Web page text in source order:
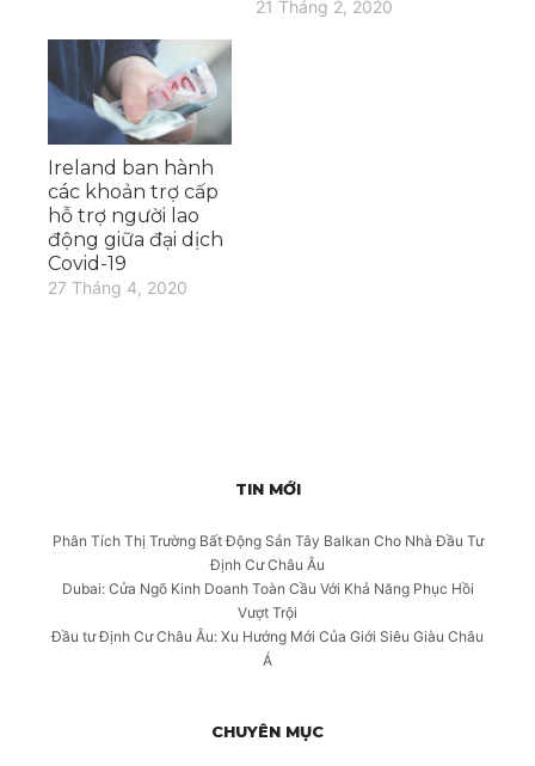
21 Tháng 2, 2020
Ireland ban hành
các khoản trợ cấp
hỗ trợ người lao
động giữa đại dịch
Covid-19
27 Tháng 4, 2020
TIN MỚI
Phân Tích Thị Trường Bất Động Sản Tây Balkan Cho Nhà Đầu Tư
Định Cư Châu Âu
Dubai: Cửa Ngõ Kinh Doanh Toàn Cầu Với Khả Năng Phục Hồi
Vượt Trội
Đầu tư Định Cư Châu Âu: Xu Hướng Mới Của Giới Siêu Giàu Châu
Á
CHUYÊN MỤC